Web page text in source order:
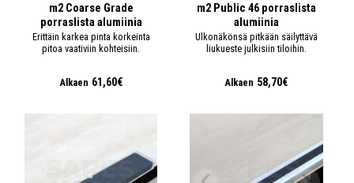
m2 Coarse Grade
porraslista alumiinia
Erittäin karkea pinta korkeinta
pitoa vaativiin kohteisiin.
Alkaen 61,60€
m2 Public 46 porraslista
alumiinia
Ulkonäkönsä pitkään säilyttävä
liukueste julkisiin tiloihin.
Alkaen 58,70€